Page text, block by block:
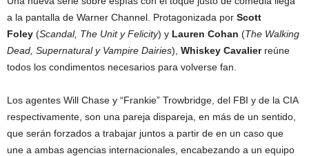
a la pantalla de Warner Channel. Protagonizada por Scott
Foley (Scandal, The Unit y Felicity) y Lauren Cohan (The Walking
Dead, Supernatural y Vampire Dairies), Whiskey Cavalierreúne
todos los condimentos necesarios para volverse fan.
Los agentes Will Chase y “Frankie” Trowbridge, del FBI y de la CIA
respectivamente, son una pareja dispareja, en más de un sentido,
que serán forzados a trabajar juntos a partir de en un caso que
une a ambas agencias internacionales, encabezando a un equipo